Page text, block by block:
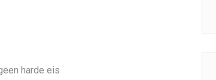
harde eis